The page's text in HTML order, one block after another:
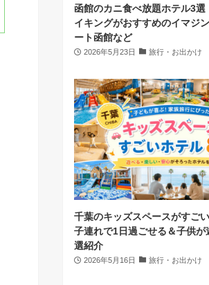
函館のカニ食べ放題ホテル3選
イキングがおすすめのイマジ
ート函館など
2026年5月23日 旅行・お出かけ
千葉のキッズスペースがすご
子連れで1日過ごせる＆子供が
選紹介
2026年5月16日 旅行・お出かけ